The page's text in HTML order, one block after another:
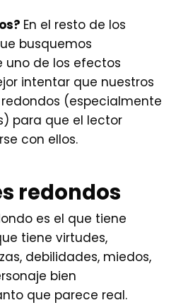
En el resto de los
busquemos
de los efectos
intentar que nuestros
(especialmente
para que el lector
con ellos.
redondos
es el que tiene
tiene virtudes,
debilidades, miedos,
bien
que parece real.